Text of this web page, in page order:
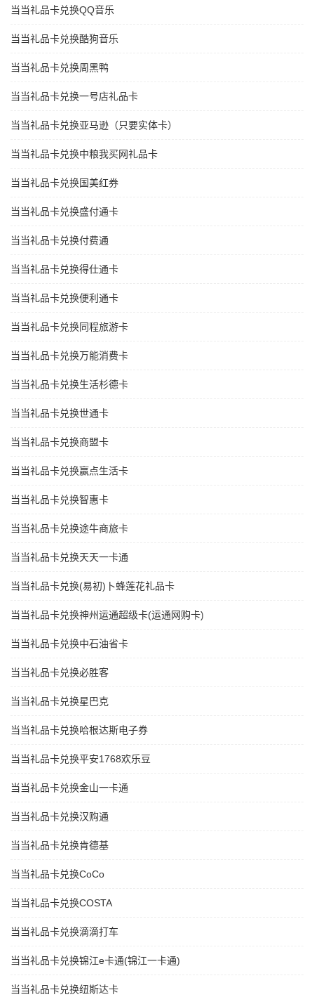
当当礼品卡兑换QQ音乐
当当礼品卡兑换酷狗音乐
当当礼品卡兑换周黑鸭
当当礼品卡兑换一号店礼品卡
当当礼品卡兑换亚马逊（只要实体卡）
当当礼品卡兑换中粮我买网礼品卡
当当礼品卡兑换国美红券
当当礼品卡兑换盛付通卡
当当礼品卡兑换付费通
当当礼品卡兑换得仕通卡
当当礼品卡兑换便利通卡
当当礼品卡兑换同程旅游卡
当当礼品卡兑换万能消费卡
当当礼品卡兑换生活杉德卡
当当礼品卡兑换世通卡
当当礼品卡兑换商盟卡
当当礼品卡兑换赢点生活卡
当当礼品卡兑换智惠卡
当当礼品卡兑换途牛商旅卡
当当礼品卡兑换天天一卡通
当当礼品卡兑换(易初)卜蜂莲花礼品卡
当当礼品卡兑换神州运通超级卡(运通网购卡)
当当礼品卡兑换中石油省卡
当当礼品卡兑换必胜客
当当礼品卡兑换星巴克
当当礼品卡兑换哈根达斯电子券
当当礼品卡兑换平安1768欢乐豆
当当礼品卡兑换金山一卡通
当当礼品卡兑换汉购通
当当礼品卡兑换肯德基
当当礼品卡兑换CoCo
当当礼品卡兑换COSTA
当当礼品卡兑换滴滴打车
当当礼品卡兑换锦江e卡通(锦江一卡通)
当当礼品卡兑换纽斯达卡